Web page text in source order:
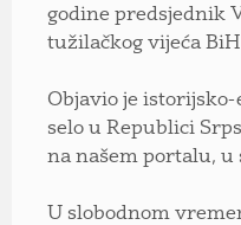
godine predsjednik
tužilačkog vijeća BiH
Objavio je istorijsko-
selo u Republici
na našem portalu, u
U slobodnom